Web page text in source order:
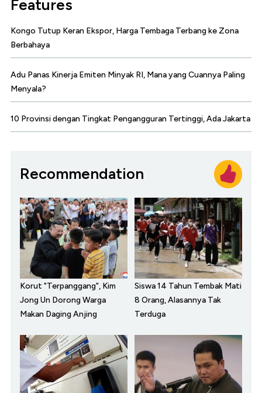
Features
Kongo Tutup Keran Ekspor, Harga Tembaga Terbang ke Zona
Berbahaya
Adu Panas Kinerja Emiten Minyak RI, Mana yang Cuannya Paling
Menyala?
10 Provinsi dengan Tingkat Pengangguran Tertinggi, Ada Jakarta
Recommendation
Korut "Terpanggang", Kim
Jong Un Dorong Warga
Makan Daging Anjing
Siswa 14 Tahun Tembak Mati
8 Orang, Alasannya Tak
Terduga